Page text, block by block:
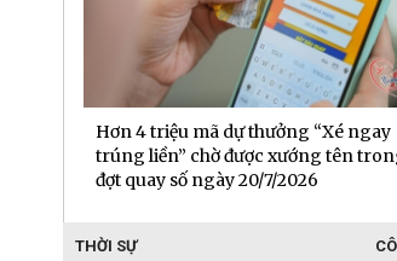
Hơn 4 triệu mã dự thưởng “Xé ngay
trúng liền” chờ được xướng tên
đợt quay số ngày 20/7/2026
THỜI SỰ